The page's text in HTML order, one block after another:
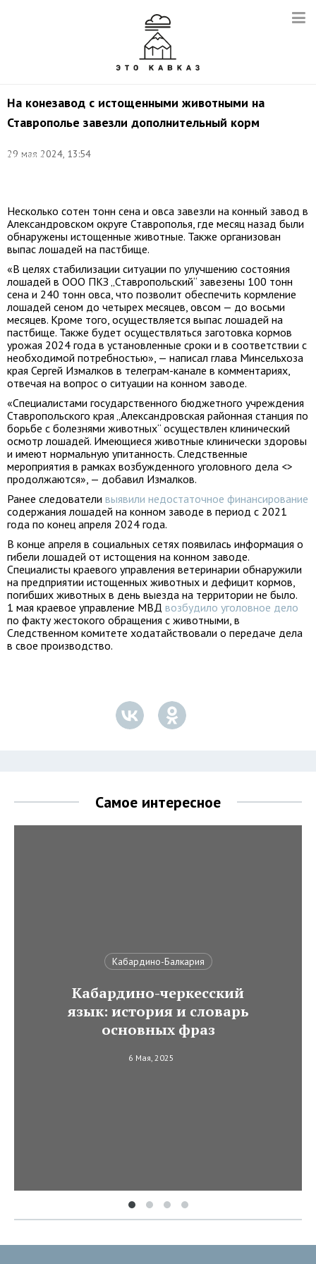
На конезавод с истощенными животными на
Ставрополье завезли дополнительный корм
29 мая 2024, 13:54
Александр
Несколько сотен тонн сена и овса завезли на конный завод в
Александровском округе Ставрополья, где месяц назад были
обнаружены истощенные животные. Также организован
выпас лошадей на пастбище.
«В целях стабилизации ситуации по улучшению состояния
лошадей в ООО ПКЗ „Ставропольский“ завезены 100 тонн
сена и 240 тонн овса, что позволит обеспечить кормление
лошадей сеном до четырех месяцев, овсом — до восьми
месяцев. Кроме того, осуществляется выпас лошадей на
пастбище. Также будет осуществляться заготовка кормов
урожая 2024 года в установленные сроки и в соответствии с
необходимой потребностью», — написал глава Минсельхоза
края Сергей Измалков в телеграм-канале в комментариях,
отвечая на вопрос о ситуации на конном заводе.
«Специалистами государственного бюджетного учреждения
Ставропольского края „Александровская районная станция по
борьбе с болезнями животных“ осуществлен клинический
осмотр лошадей. Имеющиеся животные клинически здоровы
и имеют нормальную упитанность. Следственные
мероприятия в рамках возбужденного уголовного дела <>
продолжаются», — добавил Измалков.
Ранее следователи выявили недостаточное финансирование
содержания лошадей на конном заводе в период с 2021
года по конец апреля 2024 года.
В конце апреля в социальных сетях появилась информация о
гибели лошадей от истощения на конном заводе.
Специалисты краевого управления ветеринарии обнаружили
на предприятии истощенных животных и дефицит кормов,
погибших животных в день выезда на территории не было.
1 мая краевое управление МВД возбудило уголовное дело
по факту жестокого обращения с животными, в
Следственном комитете ходатайствовали о передаче дела
в свое производство.
Самое интересное
Кабардино-Балкария
Кабардино-черкесский
язык: история и словарь
основных фраз
6 Мая, 2025